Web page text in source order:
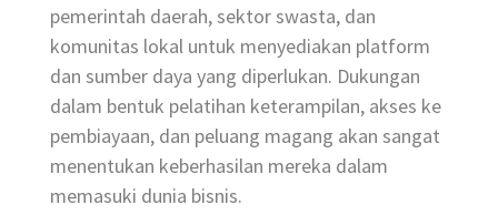
pemerintah daerah, sektor swasta, dan
komunitas lokal untuk menyediakan platform
dan sumber daya yang diperlukan. Dukungan
dalam bentuk pelatihan keterampilan, akses ke
pembiayaan, dan peluang magang akan sangat
menentukan keberhasilan mereka dalam
memasuki dunia bisnis.